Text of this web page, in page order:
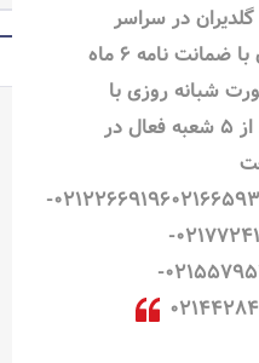
در سراسر
تهران با ضمانت نامه 6 ماه
شبانه روزی با
بیش از 5 شعبه فعال در
0212266919602166593368-
02177241505-
02155795334-